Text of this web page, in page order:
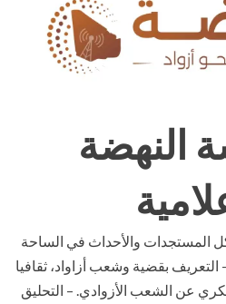
النهضة
المستجدات والأحداث في الساحة
التعريف بقضية وشعب أزاواد، ثقافيا
عن الشعب الأزوادي. – التحليق